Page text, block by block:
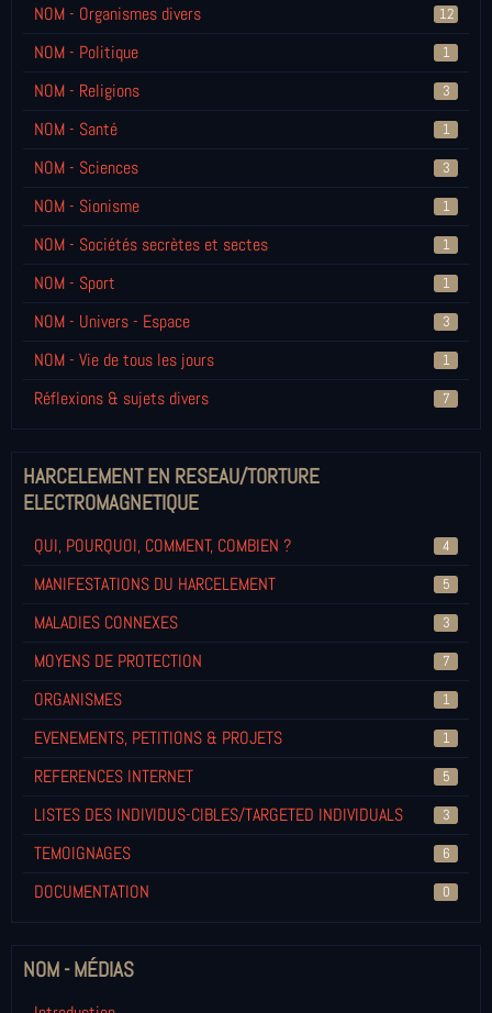
NOM - Organismes divers 12
NOM - Politique 1
NOM - Religions 3
NOM - Santé 1
NOM - Sciences 3
NOM - Sionisme 1
NOM - Sociétés secrètes et sectes 1
NOM - Sport 1
NOM - Univers - Espace 3
NOM - Vie de tous les jours 1
Réflexions & sujets divers 7
HARCELEMENT EN RESEAU/TORTURE
ELECTROMAGNETIQUE
QUI, POURQUOI, COMMENT, COMBIEN ? 4
MANIFESTATIONS DU HARCELEMENT 5
MALADIES CONNEXES 3
MOYENS DE PROTECTION 7
ORGANISMES 1
EVENEMENTS, PETITIONS & PROJETS 1
REFERENCES INTERNET 5
LISTES DES INDIVIDUS-CIBLES/TARGETED INDIVIDUALS 3
TEMOIGNAGES 6
DOCUMENTATION 0
NOM - MÉDIAS